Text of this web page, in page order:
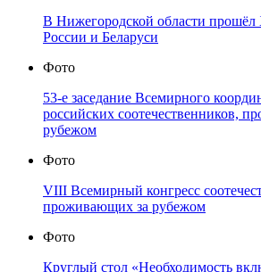
В Нижегородской области
России и Беларуси
Фото
53-е заседание Всемирного
российских соотечественников,
рубежом
Фото
VIII Всемирный конгресс
проживающих за рубежом
Фото
Круглый стол «Необходимость